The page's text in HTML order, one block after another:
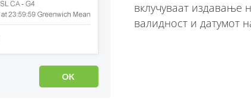
вклучуваат издавање
валидност и датумот